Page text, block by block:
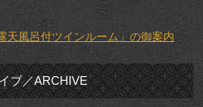
天風呂付ツインルーム」の御案内
ブ／ARCHIVE